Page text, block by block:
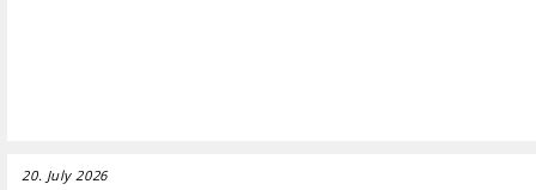
20. July 2026